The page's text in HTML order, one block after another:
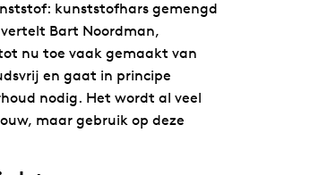
kunststofhars gemengd
vertelt Bart Noordman,
nu toe vaak gemaakt van
en gaat in principe
nodig. Het wordt al veel
maar gebruik op deze